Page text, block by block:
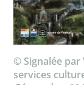
© Signalée
services